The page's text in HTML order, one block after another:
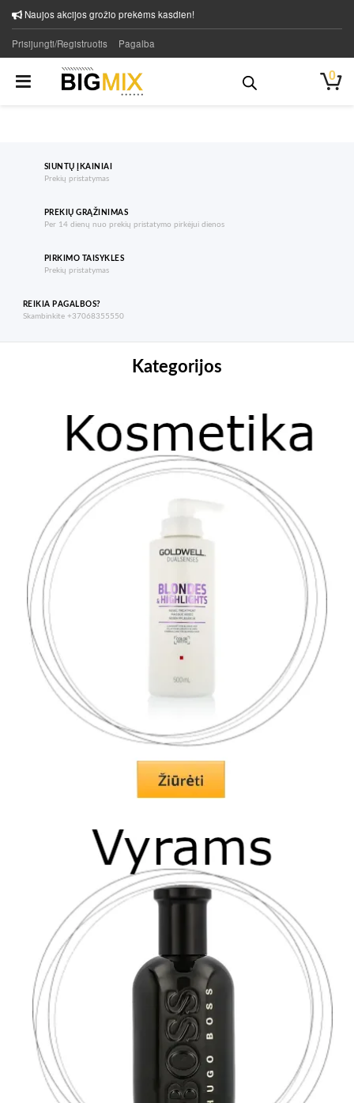
Naujos akcijos grožio prekėms kasdien!
Prisijungti/Registruotis Pagalba
0
SIUNTŲ ĮKAINIAI
Prekių pristatymas
PREKIŲ GRĄŽINIMAS
Per 14 dienų nuo prekių pristatymo pirkėjui dienos
PIRKIMO TAISYKLES
Prekių pristatymas
REIKIA PAGALBOS?
Skambinkite +37068355550
Kategorijos